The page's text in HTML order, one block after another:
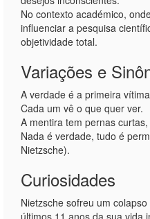
No contexto académico,
influenciar a pesquisa
objetividade total.
Variações e
A verdade é a primeira
Cada um vê o que quer ver.
A mentira tem pernas
Nada é verdade, tudo é
Nietzsche).
Curiosidades
Nietzsche sofreu um
últimos 11 anos da sua vida